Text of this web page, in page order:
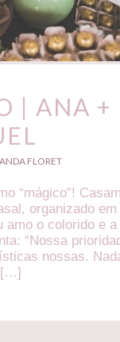
| ANA +
FLORET
“mágico”!
organizado
amo o colorido e
“Nossa
nossas.
[…]